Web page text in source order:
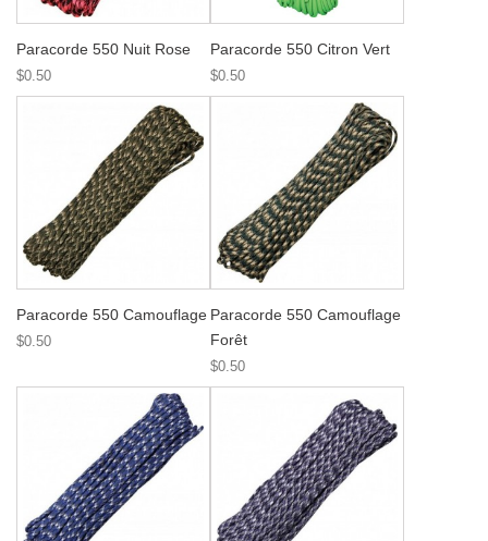
Paracorde 550 Nuit Rose
$0.50
Paracorde 550 Citron Vert
$0.50
Paracorde 550 Camouflage
$0.50
Paracorde 550 Camouflage
Forêt
$0.50